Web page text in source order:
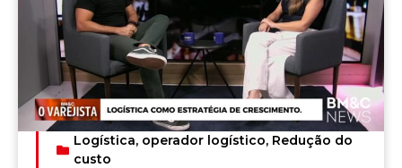
Logística, operador logístico, Redução do
custo